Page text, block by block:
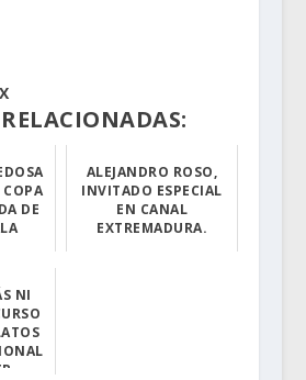
DE
ALEJANDRO ROSO,
INVITADO ESPECIAL
EN CANAL
EXTREMADURA.
NI